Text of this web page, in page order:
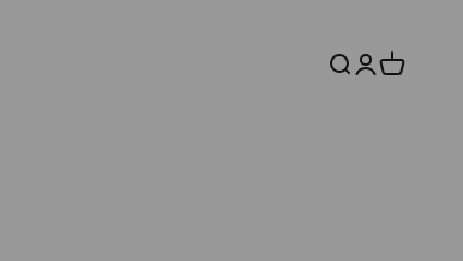
BuscarIniciar sesión
Carrito